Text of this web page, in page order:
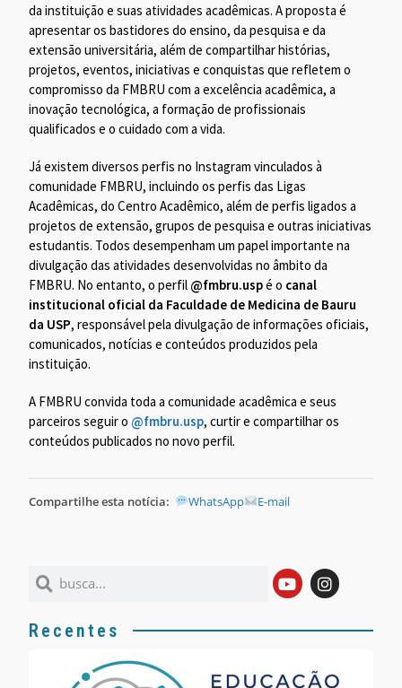
da instituição e suas atividades acadêmicas. A proposta é
apresentar os bastidores do ensino, da pesquisa e da
extensão universitária, além de compartilhar histórias,
projetos, eventos, iniciativas e conquistas que refletem o
compromisso da FMBRU com a excelência acadêmica, a
inovação tecnológica, a formação de profissionais
qualificados e o cuidado com a vida.
Já existem diversos perfis no Instagram vinculados à
comunidade FMBRU, incluindo os perfis das Ligas
Acadêmicas, do Centro Acadêmico, além de perfis ligados a
projetos de extensão, grupos de pesquisa e outras iniciativas
estudantis. Todos desempenham um papel importante na
divulgação das atividades desenvolvidas no âmbito da
FMBRU. No entanto, o perfil @fmbru.uspé o canal
institucional oficial da Faculdade de Medicina de Bauru
da USP, responsável pela divulgação de informações oficiais,
comunicados, notícias e conteúdos produzidos pela
instituição.
A FMBRU convida toda a comunidade acadêmica e seus
parceiros seguir o @fmbru.usp, curtir e compartilhar os
conteúdos publicados no novo perfil.
Compartilhe esta notícia: WhatsApp E-mail
Recentes